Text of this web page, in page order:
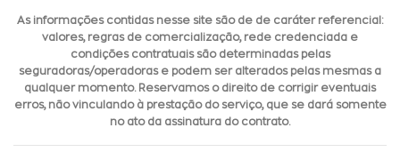
As informações contidas nesse site são de de caráter referencial:
valores, regras de comercialização, rede credenciada e
condições contratuais são determinadas pelas
seguradoras/operadoras e podem ser alterados pelas mesmas a
qualquer momento. Reservamos o direito de corrigir eventuais
erros, não vinculando à prestação do serviço, que se dará somente
no ato da assinatura do contrato.